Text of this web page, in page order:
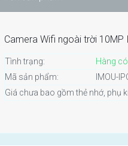
Camera Wifi ngoài trời 10MP
Tình trạng:
Hàng
Mã sản phẩm:
IMOU-
Giá chưa bao gồm thẻ nhớ, phụ